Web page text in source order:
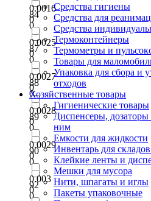
84
0
87
0
88
0
89
0
90
0
92
0
0.0016
0
0.0025
0
0.0027
0
0.0028
0
0.0029
0
0.003
0
Средства гигиены
Средства для
Средства
Термоконтейнеры
Термометры и
Товары для
Упаковка для сбора и
отходов
Хозяйственные товары
Гигиенические товары
Диспенсеры,
ним
Емкости для жидкости
Инвентарь для
Клейкие ленты и
Мешки для мусора
Нити, шпагаты и иглы
Пакеты упаковочные